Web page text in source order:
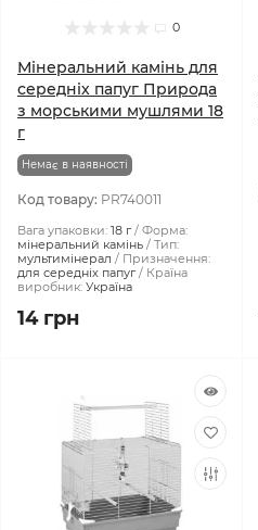
0
Мінеральний камінь для
середніх папуг Природа
з морськими мушлями 18
г
Немає в наявності
Код товару: PR740011
Вага упаковки: 18 г
Форма:
мінеральний камінь
Тип:
мультимінерал
Призначення:
для середніх папуг
Країна
виробник: Україна
14 грн